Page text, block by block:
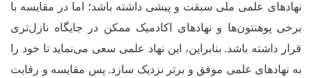
نهادهای علمی ملی سبقت و پیشی داشته باشد؛ اما در مقایسه با
برخی پوهنتون‌ها و نهادهای اکادمیک ممکن در جایگاه نازل‌تری
قرار داشته باشد. بنابراین، این نهاد علمی سعی می‌نماید تا خود را
به نهادهای علمی موفق و برتر نزدیک سازد. پس مقایسه و رقابت